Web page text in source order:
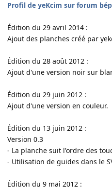
Profil de yeKcim sur forum
Édition du 29 avril 2014 :
Ajout des planches créé par
Édition du 28 août 2012 :
Ajout d'une version noir sur
Édition du 29 juin 2012 :
Ajout d'une version en couleur.
Édition du 13 juin 2012 :
Version 0.3
- La planche suit l'ordre des
- Utilisation de guides dans le
Édition du 9 mai 2012 :